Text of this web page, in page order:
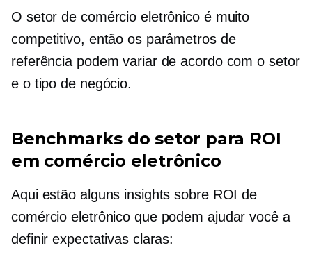
O setor de comércio eletrônico é muito
competitivo, então os parâmetros de
referência podem variar de acordo com o setor
e o tipo de negócio.
Benchmarks do setor para ROI
em comércio eletrônico
Aqui estão alguns insights sobre ROI de
comércio eletrônico que podem ajudar você a
definir expectativas claras: